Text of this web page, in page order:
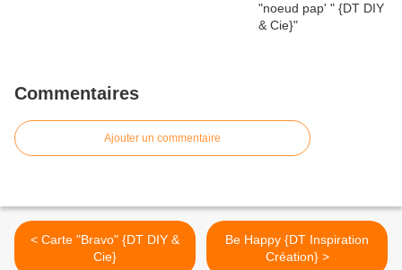
Commentaires
Ajouter un commentaire
< Carte "Bravo" {DT DIY &
Cie}
Be Happy {DT Inspiration
Création} >